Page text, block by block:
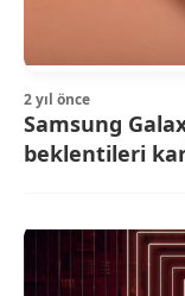
2 yıl önce
Samsung
beklentileri